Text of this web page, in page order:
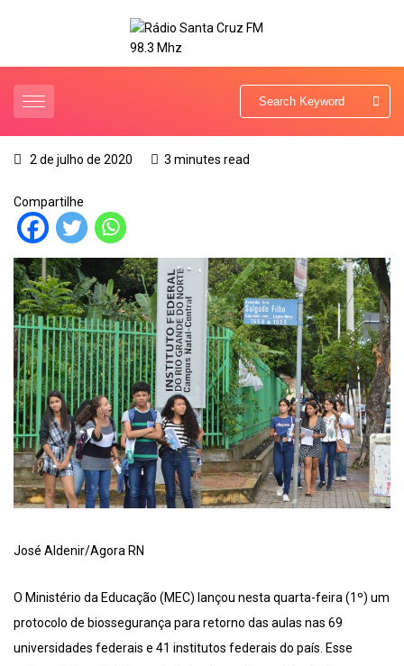
2 de julho de 2020 3 minutes read
Compartilhe
José Aldenir/Agora RN
O Ministério da Educação (MEC) lançou nesta quarta-feira (1º) um
protocolo de biossegurança para retorno das aulas nas 69
universidades federais e 41 institutos federais do país. Esse